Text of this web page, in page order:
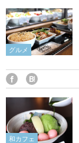
グルメ
和カフェ
若狭町
福井県外